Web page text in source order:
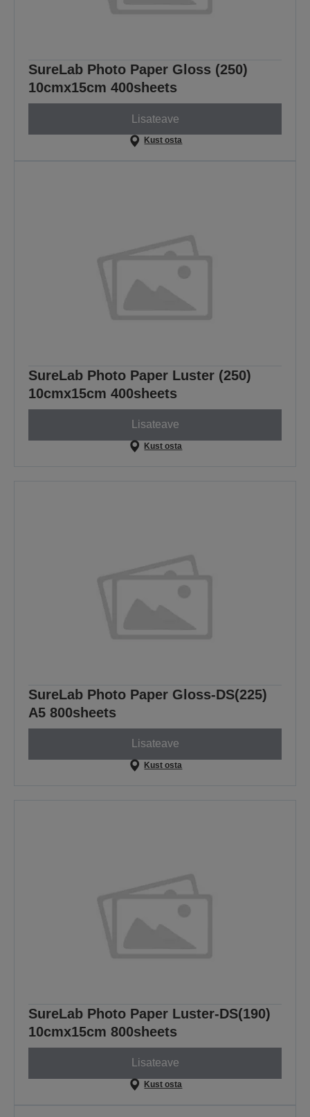
SureLab Photo Paper Gloss (250)
10cmx15cm 400sheets
Lisateave
Kust osta
SureLab Photo Paper Luster (250)
10cmx15cm 400sheets
Lisateave
Kust osta
SureLab Photo Paper Gloss-DS(225)
A5 800sheets
Lisateave
Kust osta
SureLab Photo Paper Luster-DS(190)
10cmx15cm 800sheets
Lisateave
Kust osta